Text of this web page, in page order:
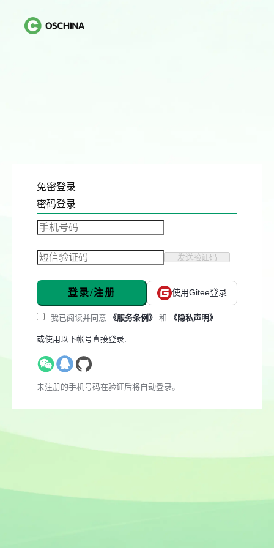
免密登录
密码登录
发送验证码
登录/注册 使用Gitee登录
我已阅读并同意 《服务条例》 和 《隐私声明》
或使用以下帐号直接登录:
未注册的手机号码在验证后将自动登录。